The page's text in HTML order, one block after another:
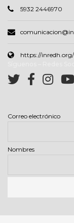
5932 2446970
https://inredh.org/
Correo electrónico
Nombres